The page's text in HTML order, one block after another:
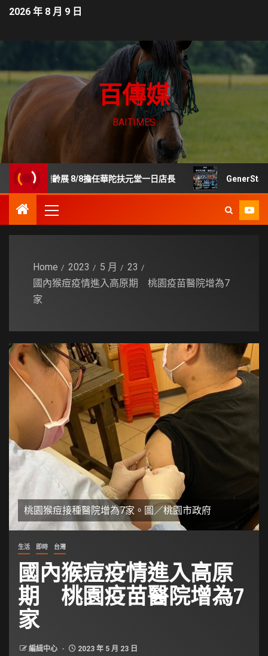
2026 年 8 月 9 日
百傳媒
BAITIMES
樂齡展 8/8擔任華陀扶元堂一日店長 GenerStand 擬推
Home 2023 5 月
23
國內猴痘疫情進入高原期 桃園疫苗醫院增為7
家
桃園猴痘接種醫院增為7家。圖／桃園市政府
生活 即時 台灣
國內猴痘疫情進入高原
期 桃園疫苗醫院增為7
家
編緝中心 2023 年 5 月 23 日